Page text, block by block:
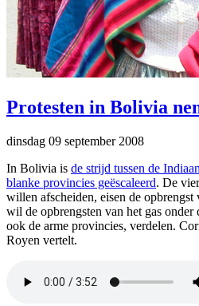
Protesten in Bolivia
dinsdag 09 september 2008
In Bolivia is de strijd tussen de
blanke provincies geëscaleerd. De
willen afscheiden, eisen de opbrengst
wil de opbrengsten van het gas
ook de arme provincies, verdelen.
Royen vertelt.